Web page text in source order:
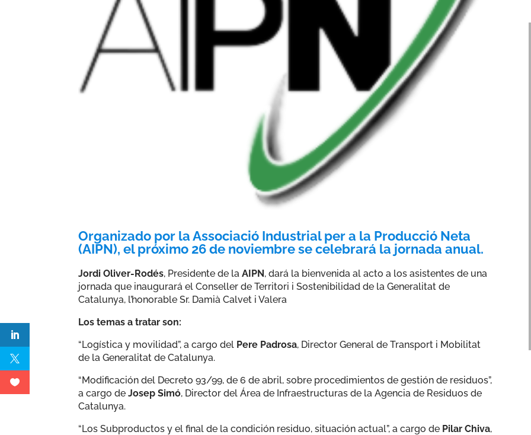
Organizado por la Associació Industrial per a la Producció Neta
(AIPN), el próximo 26 de noviembre se celebrará la jornada anual.
Jordi Oliver-Rodés, Presidente de la AIPN, dará la bienvenida al acto a los asistentes de una
jornada que inaugurará el Conseller de Territori i Sostenibilidad de la Generalitat de
Catalunya, l’honorable Sr. Damià Calvet i Valera
Los temas a tratar son:
“Logística y movilidad”, a cargo del Pere Padrosa, Director General de Transport i Mobilitat
de la Generalitat de Catalunya.
“Modificación del Decreto 93/99, de 6 de abril, sobre procedimientos de gestión de residuos”,
a cargo de Josep Simó, Director del Área de Infraestructuras de la Agencia de Residuos de
Catalunya.
“Los Subproductos y el final de la condición residuo, situación actual”, a cargo de Pilar Chiva,